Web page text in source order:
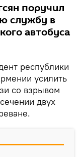
поручил
службу в
автобуса
республики
усилить
со взрывом
двух